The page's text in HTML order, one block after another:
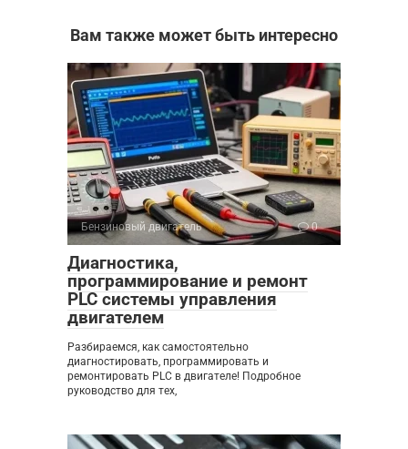
Вам также может быть интересно
Бензиновый двигатель 0
Диагностика,
программирование и ремонт
PLC системы управления
двигателем
Разбираемся, как самостоятельно
диагностировать, программировать и
ремонтировать PLC в двигателе! Подробное
руководство для тех,